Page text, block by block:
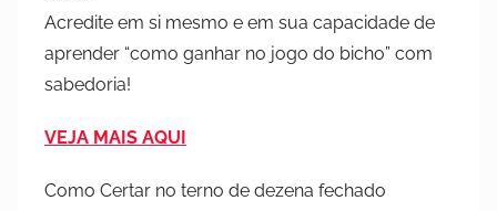
Acredite em si mesmo e em sua capacidade de
aprender “como ganhar no jogo do bicho” com
sabedoria!
VEJA MAIS AQUI
Como Certar no terno de dezena fechado